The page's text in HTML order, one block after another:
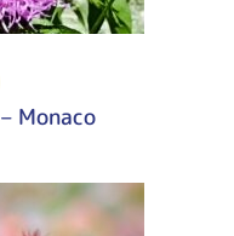
Monaco